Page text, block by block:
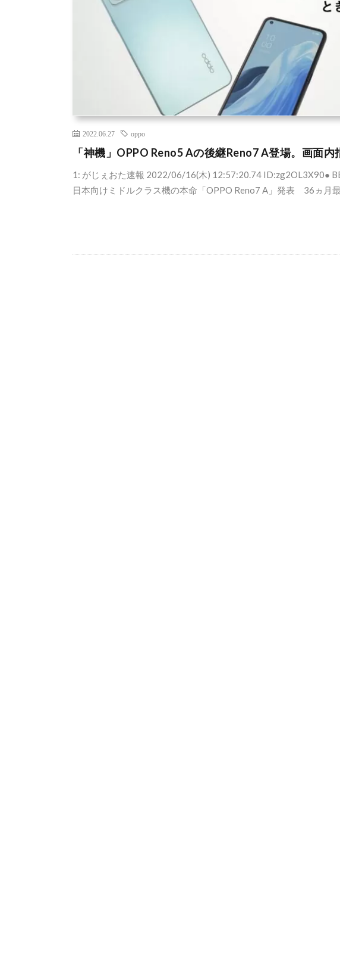
2022.06.27 oppo
「神機」OPPO Reno5 Aの後継Reno7 A登場。画面
1: がじぇおた速報 2022/06/16(木) 12:57:20.74 ID:zg2OL3X90●
日本向けミドルクラス機の本命「OPPO Reno7 A」発表 36ヵ月